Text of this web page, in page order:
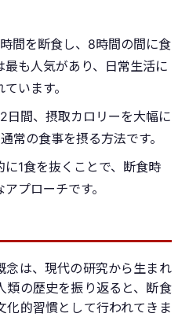
時間を断食し、8時間の間に食
も人気があり、日常生活に
います。
2日間、摂取カロリーを大幅に
常の食事を摂る方法です。
に1食を抜くことで、断食時
プローチです。
念は、現代の研究から生まれ
類の歴史を振り返ると、断食
化的習慣として行われてきま